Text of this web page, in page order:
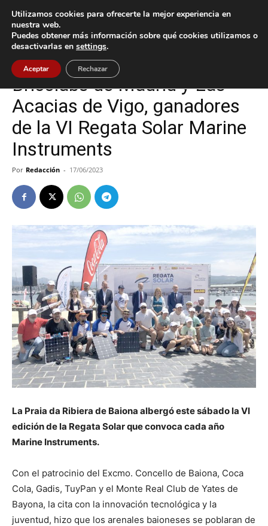
Inicio Baiona
Baiona Deportes Tecnología
Bricolabs de Madrid y Las
Acacias de Vigo, ganadores
de la VI Regata Solar Marine
Instruments
Por Redacción - 17/06/2023
La Praia da Ribiera de Baiona albergó este sábado la VI
edición de la Regata Solar que convoca cada año
Marine Instruments.
Con el patrocinio del Excmo. Concello de Baiona, Coca
Cola, Gadis, TuyPan y el Monte Real Club de Yates de
Bayona, la cita con la innovación tecnológica y la
juventud, hizo que los arenales baioneses se poblaran de
Utilizamos cookies para ofrecerte la mejor experiencia en
nuestra web.
Puedes obtener más información sobre qué cookies utilizamos o
desactivarlas en settings.
Aceptar Rechazar